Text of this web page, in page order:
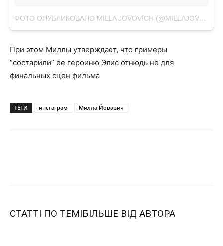
ФОТО ОПУБЛИКОВАНО MILLA JOVOVICH (@MILLAJOVOVICH)
При этом Миллы утверждает, что гримеры
“состарили” ее героиню Элис отнюдь не для
финальных сцен фильма
ТЕГИ инстаграм Милла Йовович
СТАТТІ ПО ТЕМІБІЛЬШЕ ВІД АВТОРА